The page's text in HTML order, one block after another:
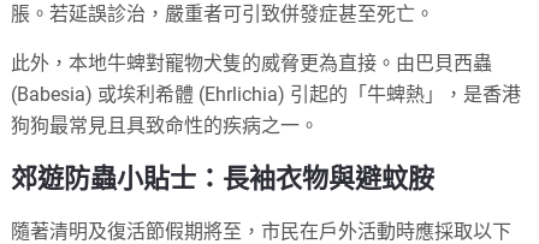
脹。若延誤診治，嚴重者可引致併發症甚至死亡。
此外，本地牛蜱對寵物犬隻的威脅更為直接。由巴貝西蟲
(Babesia) 或埃利希體 (Ehrlichia) 引起的「牛蜱熱」，是香港
狗狗最常見且具致命性的疾病之一。
郊遊防蟲小貼士：長袖衣物與避蚊胺
隨著清明及復活節假期將至，市民在戶外活動時應採取以下